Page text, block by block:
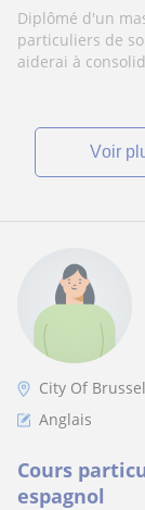
Diplômé d'un
particuliers de
aiderai à
voir
City Of
Anglais
Cours
espagnol